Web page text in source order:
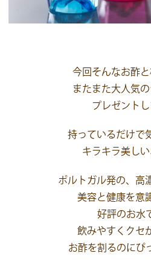
今回そんなお酢
またまた大人気
プレゼント
持っているだけで
キラキラ美しい
ポルトガル発の、高
美容と健康を意
好評のお水
飲みやすくクセ
お酢を割るのにぴ